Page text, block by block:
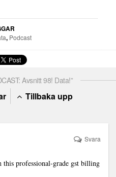
, Podcast
Avsnitt 98! Data!”
Tillbaka upp
professional-grade gst billing
Svara